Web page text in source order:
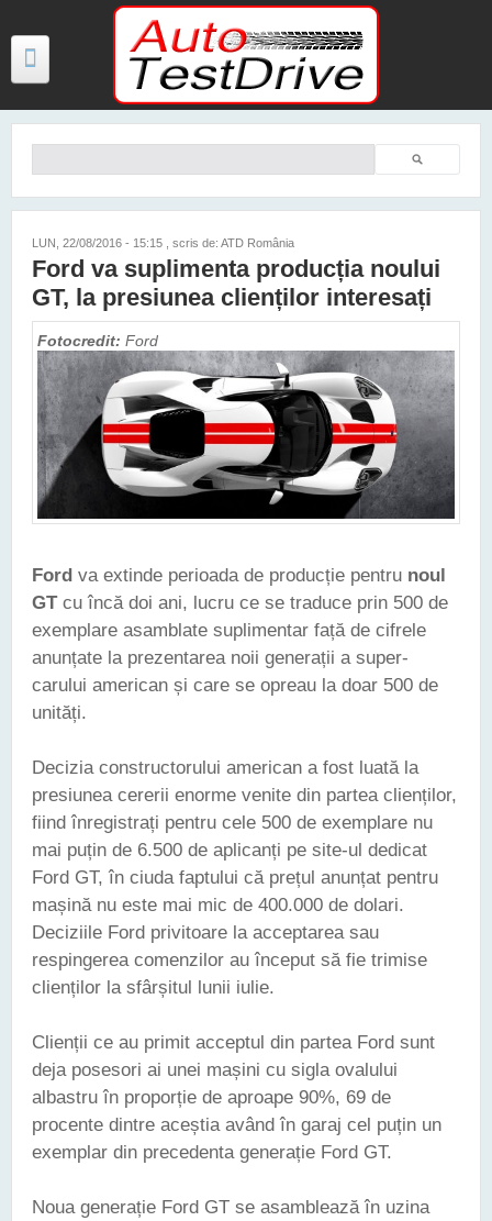
Mergi la conţinutul principal
TESTE
FOTO
PREȚURI MODELE NOI
MAȘINI ELECTRICE ȘI HIBRID
CONTACT
Căutare
LUN, 22/08/2016 - 15:15 , scris de: ATD România
Ford va suplimenta producția noului
GT, la presiunea clienților interesați
Fotocredit: Ford
Ford va extinde perioada de producție pentru noul
GTcu încă doi ani, lucru ce se traduce prin 500 de
exemplare asamblate suplimentar față de cifrele
anunțate la prezentarea noii generații a super-
carului american și care se opreau la doar 500 de
unități.
Decizia constructorului american a fost luată la
presiunea cererii enorme venite din partea clienților,
fiind înregistrați pentru cele 500 de exemplare nu
mai puțin de 6.500 de aplicanți pe site-ul dedicat
Ford GT, în ciuda faptului că prețul anunțat pentru
mașină nu este mai mic de 400.000 de dolari.
Deciziile Ford privitoare la acceptarea sau
respingerea comenzilor au început să fie trimise
clienților la sfârșitul lunii iulie.
Clienții ce au primit acceptul din partea Ford sunt
deja posesori ai unei mașini cu sigla ovalului
albastru în proporție de aproape 90%, 69 de
procente dintre aceștia având în garaj cel puțin un
exemplar din precedenta generație Ford GT.
Noua generație Ford GT se asamblează în uzina